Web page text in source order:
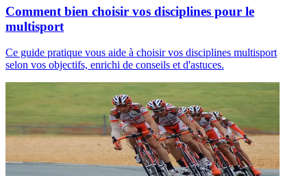
Comment bien choisir vos disciplines pour le
multisport
Ce guide pratique vous aide à choisir vos disciplines multisport
selon vos objectifs, enrichi de conseils et d'astuces.